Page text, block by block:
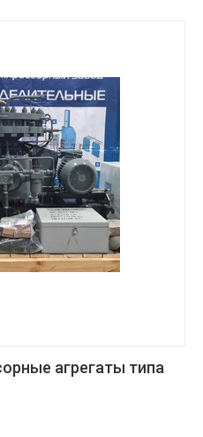
агрегаты типа